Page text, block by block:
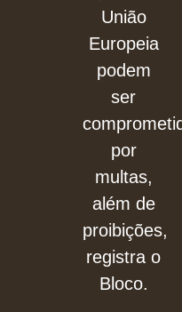
União
Europeia
podem
ser
por
multas,
além de
proibições,
registra o
Bloco.